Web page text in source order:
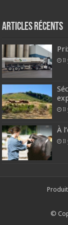
Articles récents
Il
Il
À
Il
©